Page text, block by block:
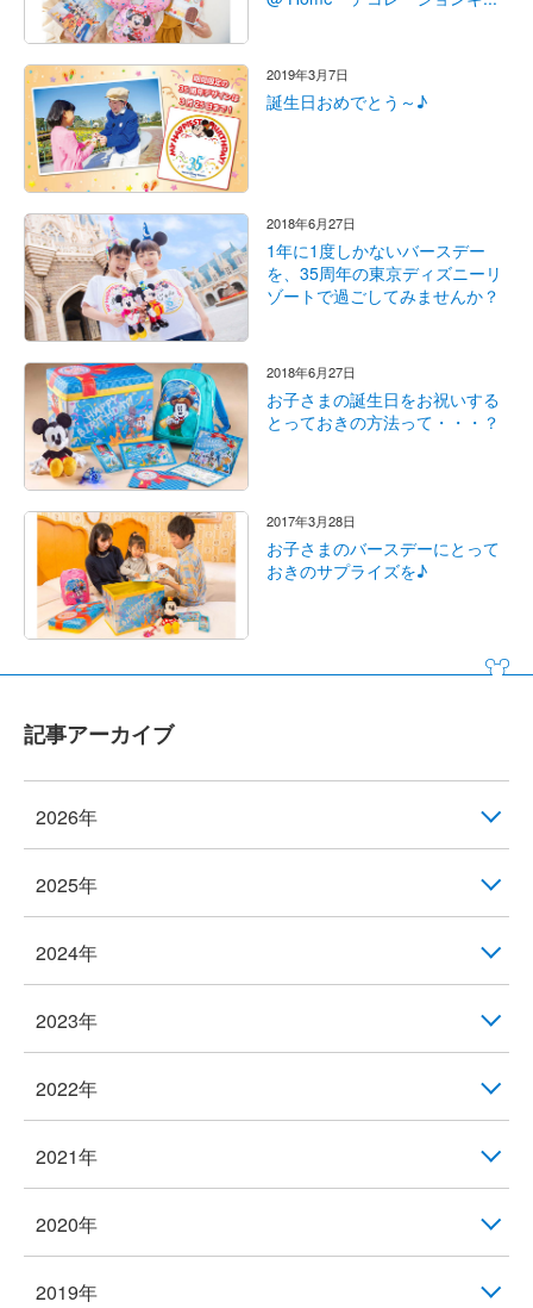
2019年3月7日
誕生日おめでとう～♪
2018年6月27日
1年に1度しかないバースデー
を、35周年の東京ディズニーリ
ゾートで過ごしてみませんか？
2018年6月27日
お子さまの誕生日をお祝いする
とっておきの方法って・・・？
2017年3月28日
お子さまのバースデーにとって
おきのサプライズを♪
記事アーカイブ
2026年
2025年
2024年
2023年
2022年
2021年
2020年
2019年